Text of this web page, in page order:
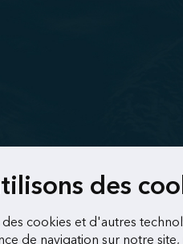
des
des cookies et d'autres
de navigation sur notre